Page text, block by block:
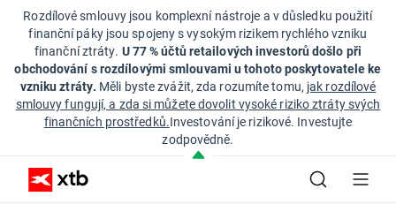
Rozdílové smlouvy jsou komplexní nástroje a v důsledku použití
finanční páky jsou spojeny s vysokým rizikem rychlého vzniku
finanční ztráty. U 77 % účtů retailových investorů došlo při
obchodování s rozdílovými smlouvami u tohoto poskytovatele ke
vzniku ztráty. Měli byste zvážit, zda rozumíte tomu, jak rozdílové
smlouvy fungují, a zda si můžete dovolit vysoké riziko ztráty svých
finančních prostředků.Investování je rizikové. Investujte
zodpovědně.